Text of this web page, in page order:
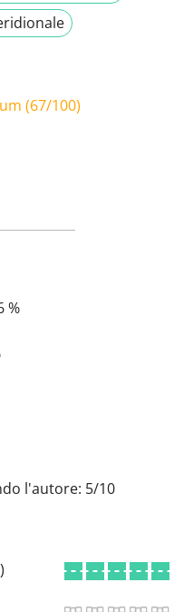
(67/100)
%
l'autore: 5/10